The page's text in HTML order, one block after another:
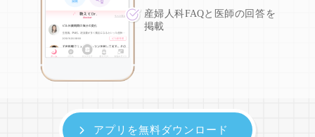
産婦人科FAQと医師の回答を
掲載
アプリを無料ダウンロード